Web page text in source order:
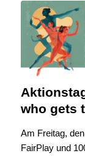
who gets
Am Freitag,
FairPlay und